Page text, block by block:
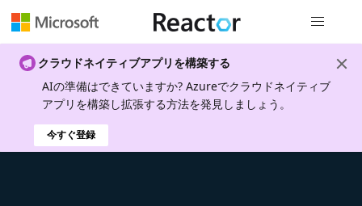
クラウドネイティブアプリを構築する
AIの準備はできていますか? Azureでクラウドネイティブ
アプリを構築し拡張する方法を発見しましょう。
今すぐ登録